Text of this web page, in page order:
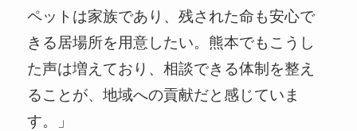
ペットは家族であり、残された命も安心で
きる居場所を用意したい。熊本でもこうし
た声は増えており、相談できる体制を整え
ることが、地域への貢献だと感じていま
す。」